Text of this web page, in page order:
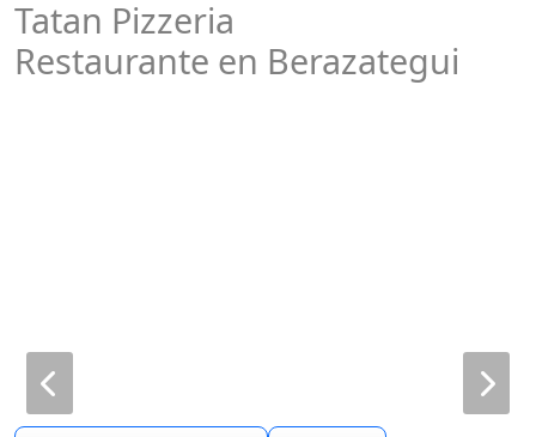
Tatan Pizzeria
Restaurante en Berazategui